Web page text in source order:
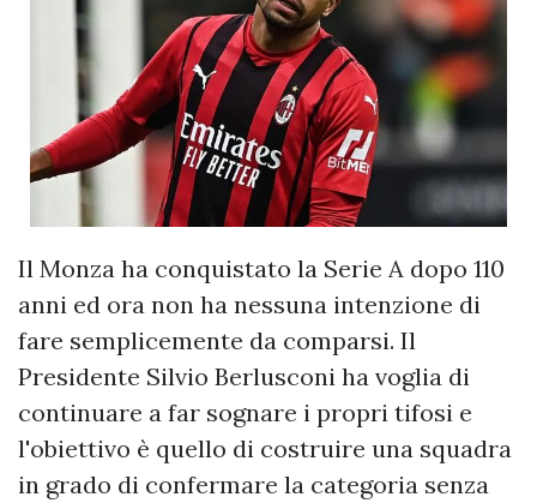
Il Monza ha conquistato la Serie A dopo 110
anni ed ora non ha nessuna intenzione di
fare semplicemente da comparsi. Il
Presidente Silvio Berlusconi ha voglia di
continuare a far sognare i propri tifosi e
l'obiettivo è quello di costruire una squadra
in grado di confermare la categoria senza